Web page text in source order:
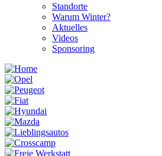
Standorte
Warum Winter?
Aktuelles
Videos
Sponsoring